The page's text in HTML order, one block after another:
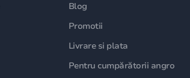
Blog
Promotii
Livrare si plata
Pentru cumpărătorii angro